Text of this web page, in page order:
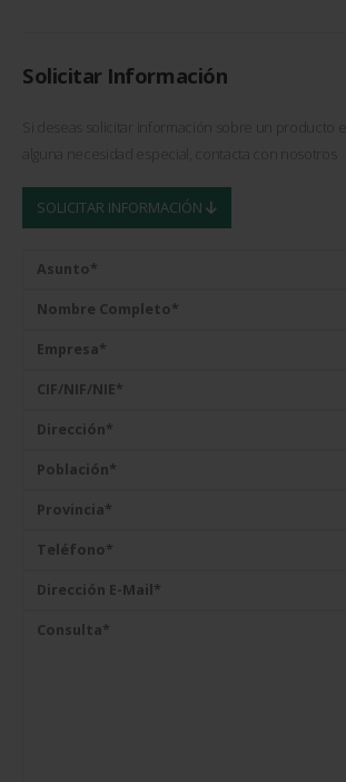
Solicitar Información
Si deseas solicitar información sobre un producto
alguna necesidad especial, contacta con nosotros
SOLICITAR INFORMACIÓN